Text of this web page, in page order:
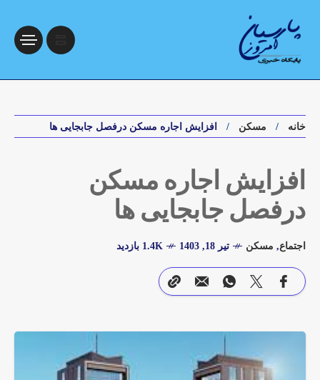
خانه مسکن افزایش اجاره مسکن درفصل جابجایی ها
افزایش اجاره مسکن
درفصل جابجایی ها
اجتماع, مسکن تیر 18, 1403 1.4K بازدید